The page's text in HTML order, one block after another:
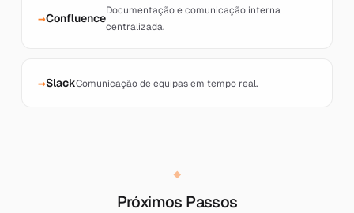
Confluence
Documentação e comunicação interna
centralizada.
SlackComunicação de equipas em tempo real.
Próximos Passos